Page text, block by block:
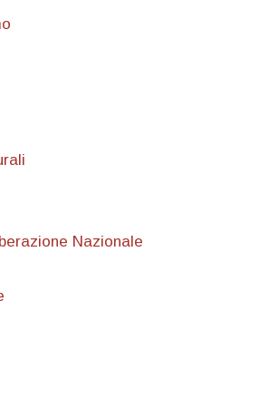
Nazionale